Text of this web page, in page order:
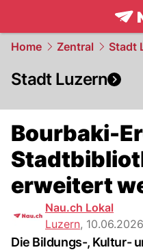
Home Zentral Stadt
Stadt Luzern
Bourbaki-
erweitert
Nau.ch Lokal
Luzern,
Die Bildungs-, Kultur-